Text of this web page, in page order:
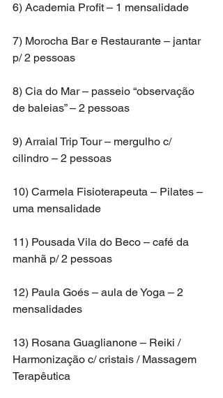
6) Academia Profit – 1 mensalidade
7) Morocha Bar e Restaurante – jantar
p/ 2 pessoas
8) Cia do Mar – passeio “observação
de baleias” – 2 pessoas
9) Arraial Trip Tour – mergulho c/
cilindro – 2 pessoas
10) Carmela Fisioterapeuta – Pilates –
uma mensalidade
11) Pousada Vila do Beco – café da
manhã p/ 2 pessoas
12) Paula Goés – aula de Yoga – 2
mensalidades
13) Rosana Guaglianone – Reiki /
Harmonização c/ cristais / Massagem
Terapêutica